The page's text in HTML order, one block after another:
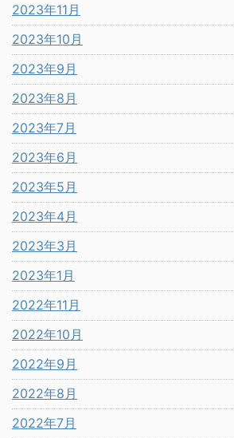
2023年11月
2023年10月
2023年9月
2023年8月
2023年7月
2023年6月
2023年5月
2023年4月
2023年3月
2023年1月
2022年11月
2022年10月
2022年9月
2022年8月
2022年7月